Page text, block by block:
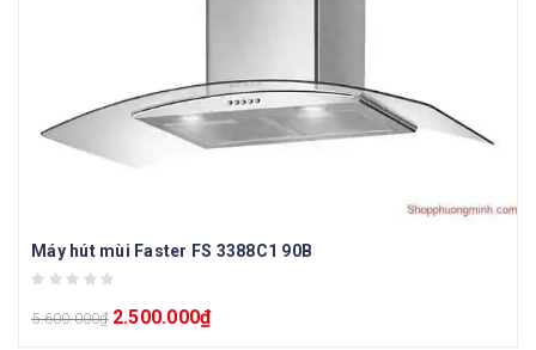
Máy hút mùi Faster FS 3388C1 90B
5.600.000₫ 2.500.000₫